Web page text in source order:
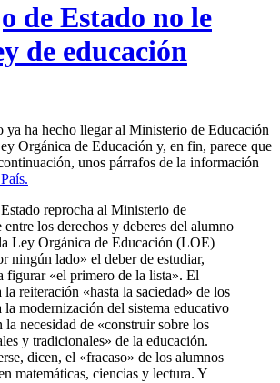
de Estado no le
de educación
ya ha hecho llegar al Ministerio de Educación
Orgánica de Educación y, en fin, parece que
unos párrafos de la información
reprocha al Ministerio de
los derechos y deberes del alumno
Ley Orgánica de Educación (LOE)
ningún lado» el deber de estudiar,
figurar «el primero de la lista». El
reiteración «hasta la saciedad» de los
la modernización del sistema educativo
la necesidad de «construir sobre los
y tradicionales» de la educación.
dicen, el «fracaso» de los alumnos
matemáticas, ciencias y lectura. Y